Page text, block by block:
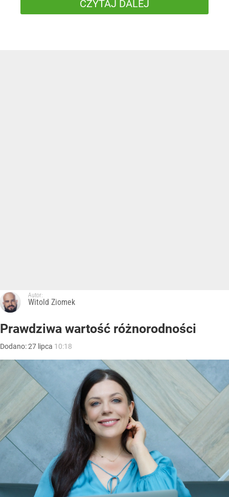
CZYTAJ DALEJ
Autor:
Witold Ziomek
Prawdziwa wartość różnorodności
Dodano:27 lipca 10:18